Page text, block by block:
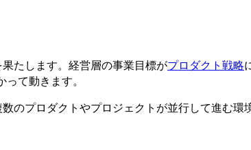
たします。経営層の事業目標がプロダクト戦略
て動きます。
のプロダクトやプロジェクトが並行して進む